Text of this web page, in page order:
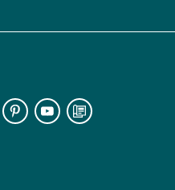
lien
vers
lien
vers
lien
vers